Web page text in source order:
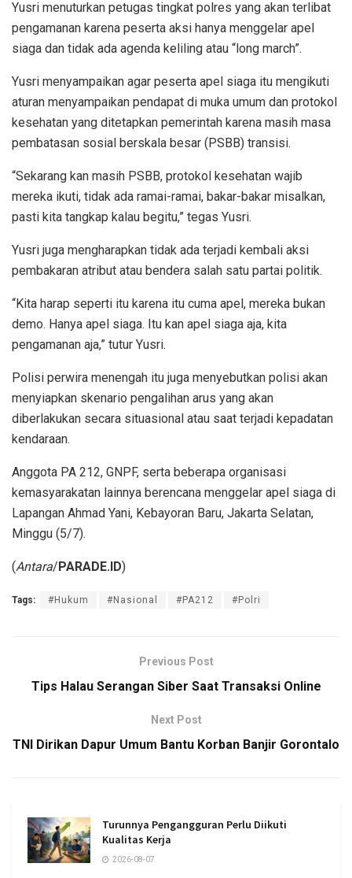
Yusri menuturkan petugas tingkat polres yang akan terlibat
pengamanan karena peserta aksi hanya menggelar apel
siaga dan tidak ada agenda keliling atau “long march”.
Yusri menyampaikan agar peserta apel siaga itu mengikuti
aturan menyampaikan pendapat di muka umum dan protokol
kesehatan yang ditetapkan pemerintah karena masih masa
pembatasan sosial berskala besar (PSBB) transisi.
“Sekarang kan masih PSBB, protokol kesehatan wajib
mereka ikuti, tidak ada ramai-ramai, bakar-bakar misalkan,
pasti kita tangkap kalau begitu,” tegas Yusri.
Yusri juga mengharapkan tidak ada terjadi kembali aksi
pembakaran atribut atau bendera salah satu partai politik.
“Kita harap seperti itu karena itu cuma apel, mereka bukan
demo. Hanya apel siaga. Itu kan apel siaga aja, kita
pengamanan aja,” tutur Yusri.
Polisi perwira menengah itu juga menyebutkan polisi akan
menyiapkan skenario pengalihan arus yang akan
diberlakukan secara situasional atau saat terjadi kepadatan
kendaraan.
Anggota PA 212, GNPF, serta beberapa organisasi
kemasyarakatan lainnya berencana menggelar apel siaga di
Lapangan Ahmad Yani, Kebayoran Baru, Jakarta Selatan,
Minggu (5/7).
(Antara/ PARADE.ID)
Tags: #Hukum #Nasional #PA212 #Polri
Previous Post
Tips Halau Serangan Siber Saat Transaksi Online
Next Post
TNI Dirikan Dapur Umum Bantu Korban Banjir Gorontalo
Turunnya Pengangguran Perlu Diikuti
Kualitas Kerja
2026-08-07